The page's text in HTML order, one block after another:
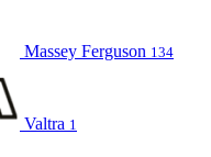
Massey Ferguson 134
Valtra 1